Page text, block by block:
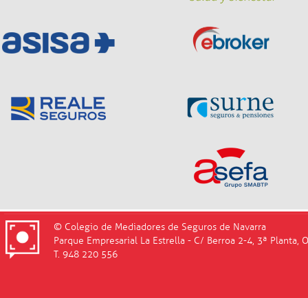
© Colegio de Mediadores de Seguros de Navarra
Parque Empresarial La Estrella - C/ Berroa 2-4, 3ª Planta,
T. 948 220 556